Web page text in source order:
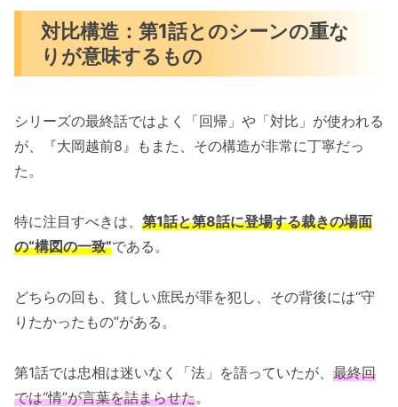
対比構造：第1話とのシーンの重な
りが意味するもの
シリーズの最終話ではよく「回帰」や「対比」が使われる
が、『大岡越前8』もまた、その構造が非常に丁寧だっ
た。
特に注目すべきは、 第1話と第8話に登場する裁きの場面
の“構図の一致”である。
どちらの回も、貧しい庶民が罪を犯し、その背後には“守
りたかったもの”がある。
第1話では忠相は迷いなく「法」を語っていたが、 最終回
では“情”が言葉を詰まらせた。